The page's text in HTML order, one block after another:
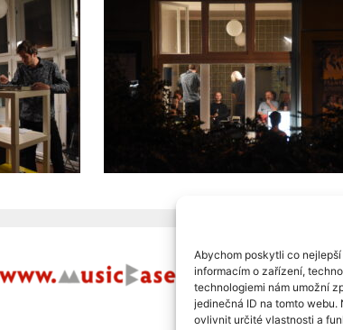
Abychom poskytli co
informacím o zařízení,
technologiemi nám umožní
jedinečná ID na tomto
ovlivnit určité vlastnosti a